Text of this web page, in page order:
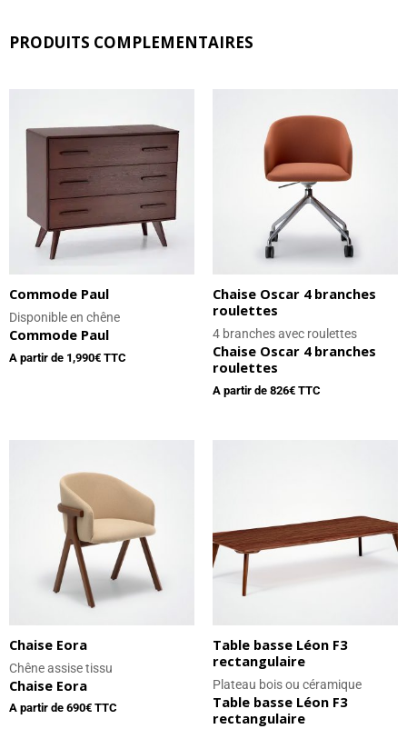
PRODUITS COMPLEMENTAIRES
Commode Paul
Disponible en chêne
Commode Paul
A partir de 1,990€ TTC
Chaise Oscar 4 branches
roulettes
4 branches avec roulettes
Chaise Oscar 4 branches
roulettes
A partir de 826€ TTC
Chaise Eora
Chêne assise tissu
Chaise Eora
A partir de 690€ TTC
Table basse Léon F3
rectangulaire
Plateau bois ou céramique
Table basse Léon F3
rectangulaire